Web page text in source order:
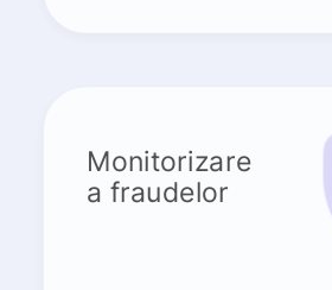
Monitorizare
a fraudelor